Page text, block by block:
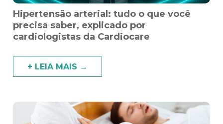
Hipertensão arterial: tudo o que você
precisa saber, explicado por
cardiologistas da Cardiocare
+ LEIA MAIS →